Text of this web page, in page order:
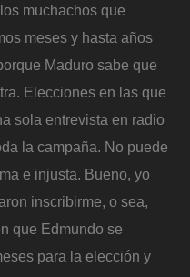
muchachos que
meses y hasta años
Maduro sabe que
Elecciones en las que
sola entrevista en radio
la campaña. No puede
e injusta. Bueno, yo
inscribirme, o sea,
que Edmundo se
para la elección y